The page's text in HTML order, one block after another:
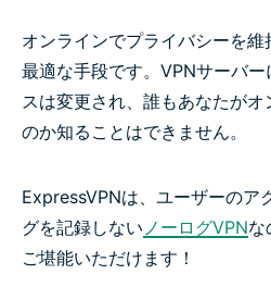
オンラインでプライバシーを
最適な手段です。VPNサーバ
スは変更され、誰もあなたが
のか知ることはできません。
ExpressVPNは、ユーザーのア
グを記録しない ノーログVPNな
ご堪能いただけます！